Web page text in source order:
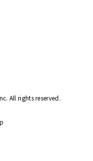
All rights reserved.